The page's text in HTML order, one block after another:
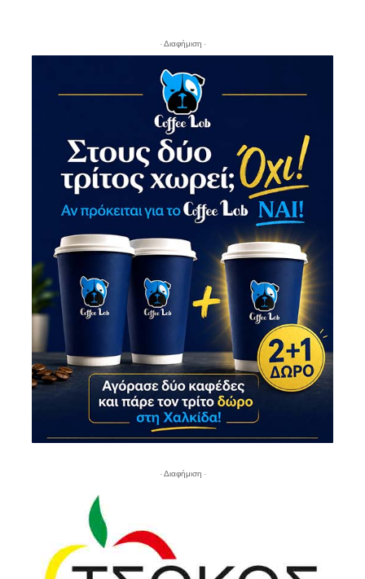
- Διαφήμιση -
- Διαφήμιση -